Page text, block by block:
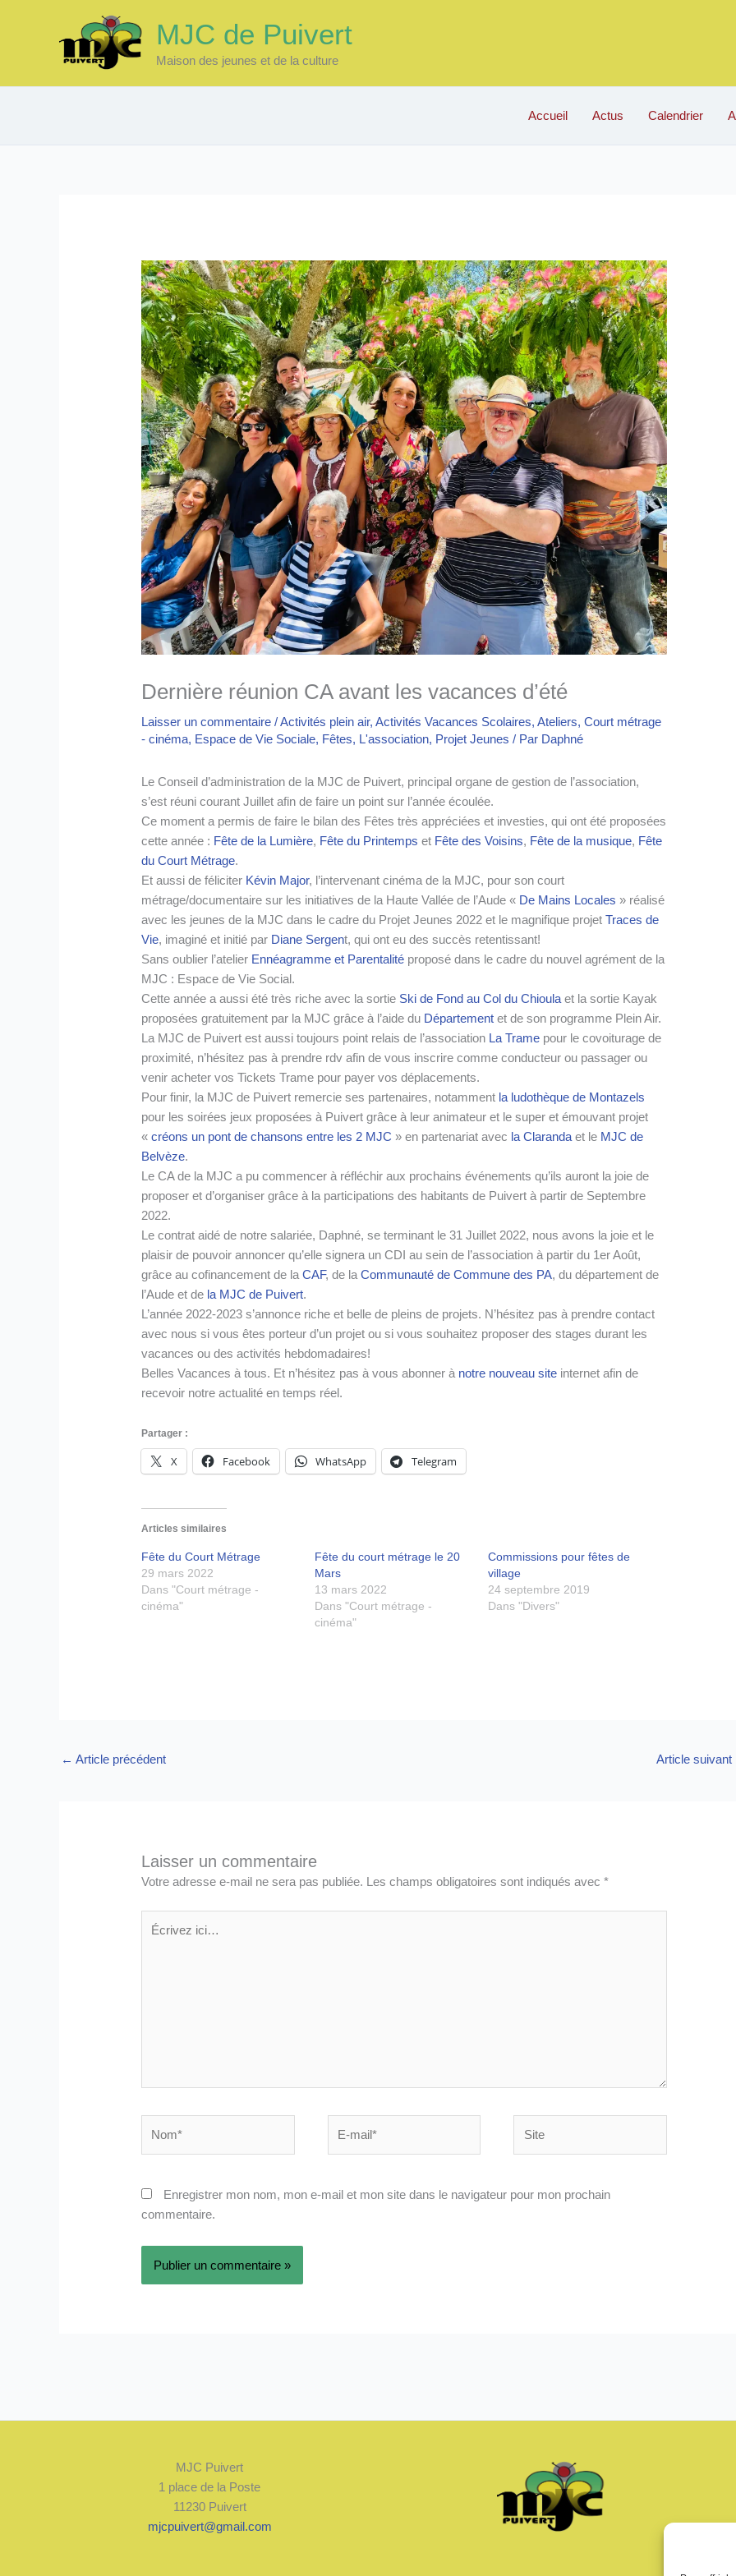
MJC de Puivert
Maison des jeunes et de la culture
Accueil Actus Calendrier
Dernière réunion CA avant les vacances d’été
Laisser un commentaire /Activités plein air,Activités Vacances Scolaires,Ateliers,Court métrage
- cinéma, Espace de Vie Sociale, Fêtes, L'association, Projet Jeunes / Par Daphné
Le Conseil d’administration de la MJC de Puivert, principal organe de gestion de l’association,
s’est réuni courant Juillet afin de faire un point sur l’année écoulée.
Ce moment a permis de faire le bilan des Fêtes très appréciées et investies, qui ont été proposées
cette année : Fête de la Lumière, Fête du Printemps et Fête des Voisins, Fêtede la musique, Fête
du Court Métrage.
Et aussi de féliciter Kévin Major, l’intervenant cinéma de la MJC, pour son court
métrage/documentaire sur les initiatives de la Haute Vallée de l’Aude « De Mains Locales » réalisé
avec les jeunes de la MJC dans le cadre du Projet Jeunes 2022 et le magnifique projetTraces de
Vie, imaginé et initié par Diane Sergent, qui ont eu des succès retentissant!
Sans oublier l’atelier Ennéagramme et Parentalité proposé dans le cadre du nouvel agrément de la
MJC : Espace de Vie Social.
Cette année a aussi été très riche avec la sortie Ski de Fond au Col du Chioula et la sortie Kayak
proposées gratuitement par la MJC grâce à l’aide du Département et de son programme Plein Air.
La MJC de Puivert est aussi toujours point relais de l’association La Trame pour le covoiturage de
proximité, n’hésitez pas à prendre rdv afin de vous inscrire comme conducteur ou passager ou
venir acheter vos Tickets Trame pour payer vos déplacements.
Pour finir, la MJC de Puivert remercie ses partenaires, notamment la ludothèque de Montazels
pour les soirées jeux proposées à Puivert grâce à leur animateur et le super et émouvant projet
«créons un pont de chansons entre les 2 MJC » en partenariat avec la Claranda et le MJC de
Belvèze.
Le CA de la MJC a pu commencer à réfléchir aux prochains événements qu’ils auront la joie de
proposer et d’organiser grâce à la participations des habitants de Puivert à partir de Septembre
2022.
Le contrat aidé de notre salariée, Daphné, se terminant le 31 Juillet 2022, nous avons la joie et le
plaisir de pouvoir annoncer qu’elle signera un CDI au sein de l’association à partir du 1er Août,
grâce au cofinancement de laCAF, de laCommunauté de Commune des PA, du département de
l’Aude et de la MJC de Puivert.
L’année 2022-2023 s’annonce riche et belle de pleins de projets. N’hésitez pas à prendre contact
avec nous si vous êtes porteur d’un projet ou si vous souhaitez proposer des stages durant les
vacances ou des activités hebdomadaires!
Belles Vacances à tous. Et n’hésitez pas à vous abonner à notre nouveau site internet afin de
recevoir notre actualité en temps réel.
Partager :
X Facebook WhatsApp Telegram
Articles similaires
Fête du Court Métrage
29 mars 2022
Dans "Court métrage -
cinéma"
Fête du court métrage le 20
Mars
13 mars 2022
Dans "Court métrage -
cinéma"
Commissions pour fêtes de
village
24 septembre 2019
Dans "Divers"
← Article précédent Article suivant
Laisser un commentaire
Votre adresse e-mail ne sera pas publiée. Les champs obligatoires sont indiqués avec*
ici…
mail*
Enregistrer mon nom, mon e-mail et mon site dans le navigateur pour mon prochain
commentaire.
MJC Puivert
1 place de la Poste
11230 Puivert
mjcpuivert@gmail.com